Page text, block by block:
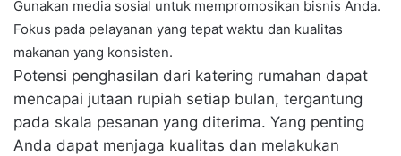
Gunakan media sosial untuk mempromosikan bisnis Anda.
Fokus pada pelayanan yang tepat waktu dan kualitas
makanan yang konsisten.
Potensi penghasilan dari katering rumahan dapat
mencapai jutaan rupiah setiap bulan, tergantung
pada skala pesanan yang diterima. Yang penting
Anda dapat menjaga kualitas dan melakukan